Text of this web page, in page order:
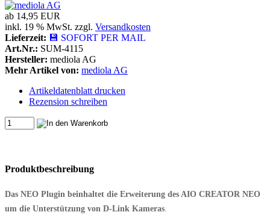
ab 14,95 EUR
inkl. 19 % MwSt. zzgl. Versandkosten
Lieferzeit: 💾 SOFORT PER MAIL
Art.Nr.: SUM-4115
Hersteller: mediola AG
Mehr Artikel von: mediola AG
Artikeldatenblatt drucken
Rezension schreiben
Produktbeschreibung
Das NEO Plugin beinhaltet die Erweiterung des AIO CREATOR NEO
um die Unterstützung von D-Link Kameras.